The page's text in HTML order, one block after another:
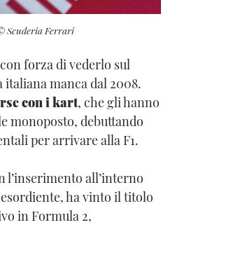
Scuderia Ferrari
forza di vederlo sul
manca dal 2008.
con i kart, che gli hanno
monoposto, debuttando
per arrivare alla F1.
l’inserimento all’interno
ha vinto il titolo
in Formula 2,